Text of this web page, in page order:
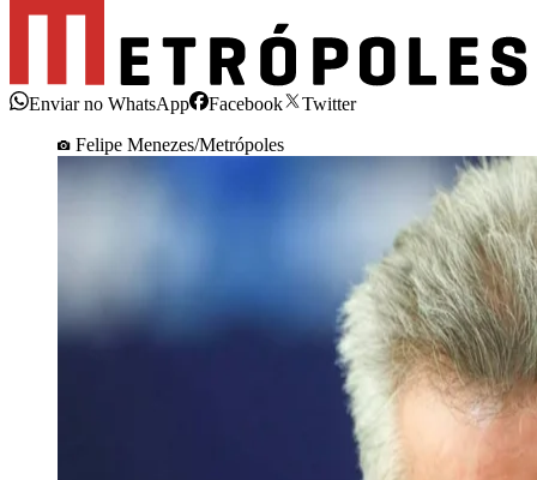
Enviar no WhatsApp Facebook
Twitter
Felipe Menezes/Metrópoles